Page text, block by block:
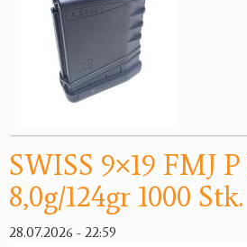
Jagdangebote
Jagdreviere
Geschenke
Reviereinrichtungen
SWISS 9×19 FMJ P
8,0g/124gr 1000 Stk.
28.07.2026 - 22:59